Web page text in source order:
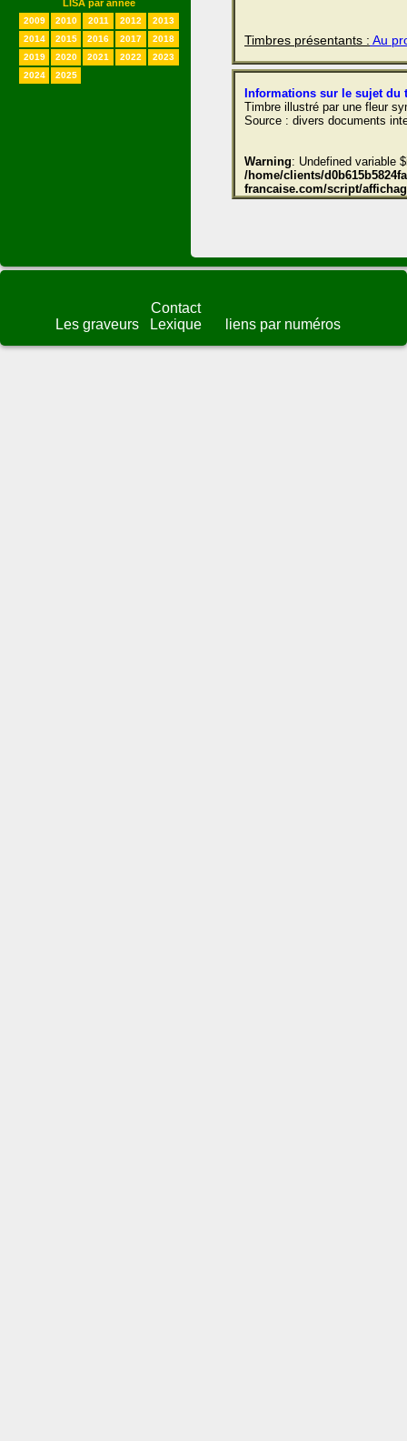
LISA par année
2009 2010 2011 2012
2013
2014
2015 2016 2017
2018
2019
2020 2021 2022
2023
2024
2025
Timbres présentants : Au
Informations sur le sujet du
Timbre illustré par une fleur
Source : divers documents
Warning: Undefined variable
/home/clients/
francaise.com/script/
Les graveurs
Contact
Lexique
liens par numéros